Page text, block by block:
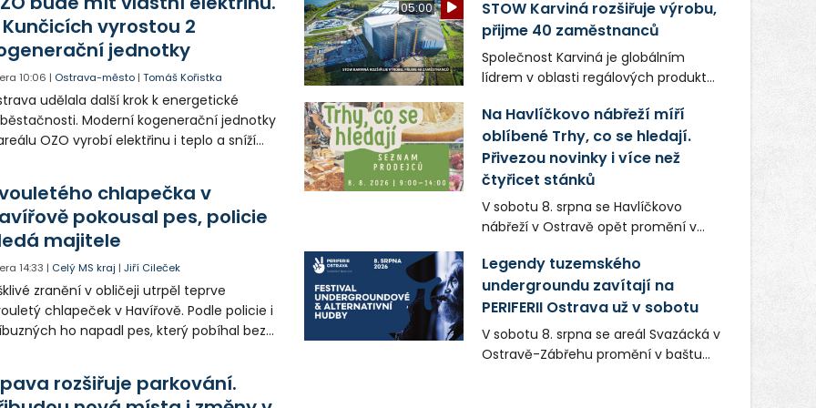
Kunčicích vyrostou 2
jednotky
10:06 | Ostrava-město |Tomáš Kořistka
udělala další krok k energetické
Moderní kogenerační jednotky
OZO vyrobí elektřinu i teplo a sníží
chlapečka v
pokousal pes, policie
majitele
14:33 | Celý MS kraj |Jiří Cileček
zranění v obličeji utrpěl teprve
chlapeček v Havířově. Podle policie i
ho napadl pes, který pobíhal bez
Případem už se zabývá policie, která
psa hledá.
rozšiřuje parkování.
05:00
STOW Karviná rozšiřuje výrobu,
přijme 40 zaměstnanců
Společnost Karviná je globálním
lídrem v oblasti regálových produktů
zaměstnavatelem na Karvinsku a
firmou s obrovským potenciálem.
Na Havlíčkovo nábřeží míří
oblíbené Trhy, co se hledají.
Přivezou novinky i více než
čtyřicet stánků
V sobotu 8. srpna se Havlíčkovo
nábřeží v Ostravě opět promění v
lokálních výrobků. Trhy, co se hledají
tentokrát nabídnou více než čtyřicet
pečlivě vybraných stánků s kvalitní
gastronomií, farmářskými produkty,
designem i řemeslnou tvorbou.
Návštěvníci se mohou těšit nejen na
Legendy tuzemského
undergroundu zavítají na
PERIFERII Ostrava už v sobotu
V sobotu 8. srpna se areál Svazácká v
Ostravě-Zábřehu promění v baštu